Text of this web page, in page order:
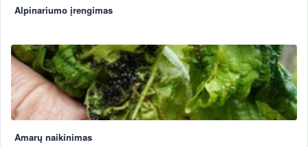
Alpinariumo įrengimas
Amarų naikinimas